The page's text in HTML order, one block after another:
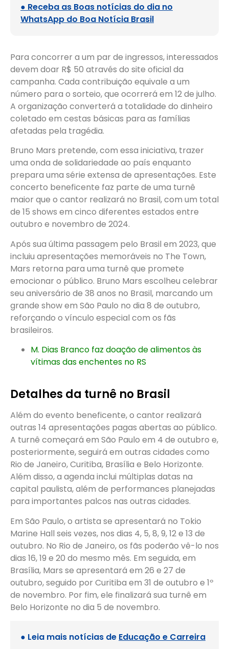
● Receba as Boas notícias do dia no
WhatsApp do Boa Notícia Brasil
Para concorrer a um par de ingressos, interessados
devem doar R$ 50 através do site oficial da
campanha. Cada contribuição equivale a um
número para o sorteio, que ocorrerá em 12 de julho.
A organização converterá a totalidade do dinheiro
coletado em cestas básicas para as famílias
afetadas pela tragédia.
Bruno Mars pretende, com essa iniciativa, trazer
uma onda de solidariedade ao país enquanto
prepara uma série extensa de apresentações. Este
concerto beneficente faz parte de uma turnê
maior que o cantor realizará no Brasil, com um total
de 15 shows em cinco diferentes estados entre
outubro e novembro de 2024.
Após sua última passagem pelo Brasil em 2023, que
incluiu apresentações memoráveis no The Town,
Mars retorna para uma turnê que promete
emocionar o público. Bruno Mars escolheu celebrar
seu aniversário de 38 anos no Brasil, marcando um
grande show em São Paulo no dia 8 de outubro,
reforçando o vínculo especial com os fãs
brasileiros.
M. Dias Branco faz doação de alimentos às
vítimas das enchentes no RS
Detalhes da turnê no Brasil
Além do evento beneficente, o cantor realizará
outras 14 apresentações pagas abertas ao público.
A turnê começará em São Paulo em 4 de outubro e,
posteriormente, seguirá em outras cidades como
Rio de Janeiro, Curitiba, Brasília e Belo Horizonte.
Além disso, a agenda inclui múltiplas datas na
capital paulista, além de performances planejadas
para importantes palcos nas outras cidades.
Em São Paulo, o artista se apresentará no Tokio
Marine Hall seis vezes, nos dias 4, 5, 8, 9, 12 e 13 de
outubro. No Rio de Janeiro, os fãs poderão vê-lo nos
dias 16, 19 e 20 do mesmo mês. Em seguida, em
Brasília, Mars se apresentará em 26 e 27 de
outubro, seguido por Curitiba em 31 de outubro e 1º
de novembro. Por fim, ele finalizará sua turnê em
Belo Horizonte no dia 5 de novembro.
● Leia mais notícias de Educação e Carreira